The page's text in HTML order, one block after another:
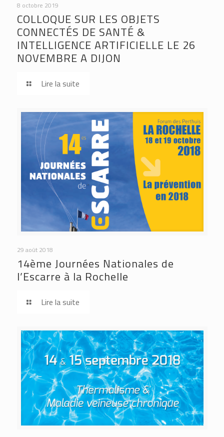
8 octobre 2019
COLLOQUE SUR LES OBJETS
CONNECTÉS DE SANTÉ &
INTELLIGENCE ARTIFICIELLE LE 26
NOVEMBRE A DIJON
Lire la suite
29 août 2018
14ème Journées Nationales de
l’Escarre à la Rochelle
Lire la suite